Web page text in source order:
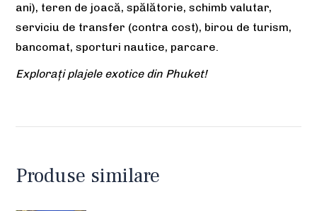
ani), teren de joacă, spălătorie, schimb valutar,
serviciu de transfer (contra cost), birou de turism,
bancomat, sporturi nautice, parcare.
Explorați plajele exotice din Phuket!
Produse similare